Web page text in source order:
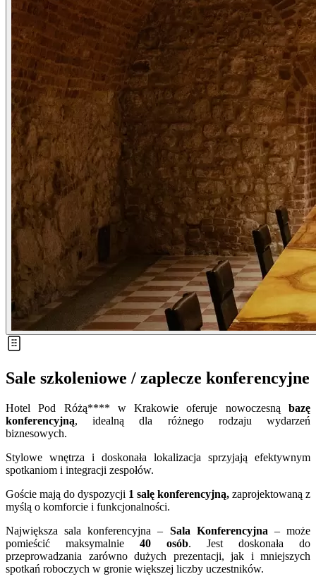
Sale szkoleniowe / zaplecze konferencyjne
Hotel Pod Różą**** w Krakowie oferuje nowoczesną bazę
konferencyjną, idealną dla różnego rodzaju wydarzeń
biznesowych.
Stylowe wnętrza i doskonała lokalizacja sprzyjają efektywnym
spotkaniom i integracji zespołów.
Goście mają do dyspozycji 1 salę konferencyjną, zaprojektowaną z
myślą o komforcie i funkcjonalności.
Największa sala konferencyjna – Sala Konferencyjna – może
pomieścić maksymalnie 40 osób. Jest doskonała do
przeprowadzania zarówno dużych prezentacji, jak i mniejszych
spotkań roboczych w gronie większej liczby uczestników.